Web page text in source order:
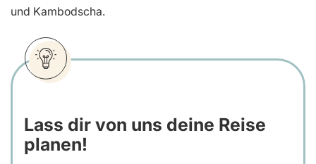
und Kambodscha.
Lass dir von uns deine Reise
planen!